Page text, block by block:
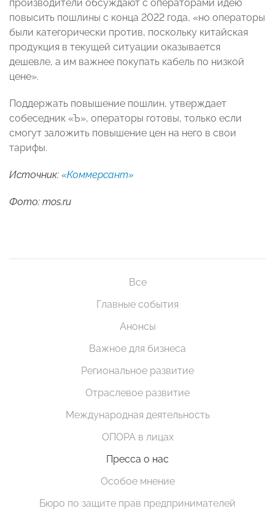
производители обсуждают с операторами идею
повысить пошлины с конца 2022 года, «но операторы
были категорически против, поскольку китайская
продукция в текущей ситуации оказывается
дешевле, а им важнее покупать кабель по низкой
цене».
Поддержать повышение пошлин, утверждает
собеседник «Ъ», операторы готовы, только если
смогут заложить повышение цен на него в свои
тарифы.
Источник: «Коммерсант»
Фото: mos.ru
Все
Главные события
Анонсы
Важное для бизнеса
Региональное развитие
Отраслевое развитие
Международная деятельность
ОПОРА в лицах
Пресса о нас
Особое мнение
Бюро по защите прав предпринимателей